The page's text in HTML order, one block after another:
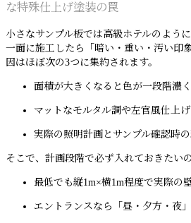
な特殊仕上げ塗装の罠
小さなサンプル板では高級ホテルのよう
一面に施工したら「暗い・重い・汚い印
因はほぼ次の3つに集約されます。
面積が大きくなると色が一段階濃
マットなモルタル調や左官風仕上
実際の照明計画とサンプル確認時
そこで、計画段階で必ず入れておきたい
最低でも縦1m×横1m程度で実際の
エントランスなら「昼・夕方・夜